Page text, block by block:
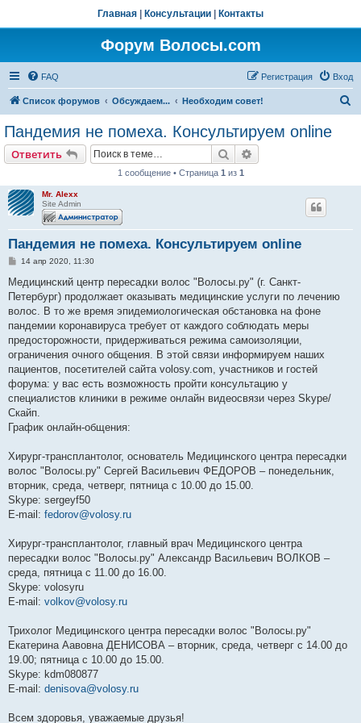
Главная Консультации Контакты
Форум Волосы.com
FAQ Вход
Регистрация
Список форумов Обсуждаем... Необходим совет!
Пандемия не помеха. Консультируем online
Ответить Поиск
1 сообщение • Страница 1 из 1
Mr. Alexx
Site Admin
Пандемия не помеха. Консультируем online
С
о
щ
е
и
е
14 апр 2020, 11:30
Медицинский центр пересадки волос "Волосы.ру" (г. Санкт-
Петербург) продолжает оказывать медицинские услуги по лечению
волос. В то же время эпидемиологическая обстановка на фоне
пандемии коронавируса требует от каждого соблюдать меры
предосторожности, придерживаться режима самоизоляции,
ограничения очного общения. В этой связи информируем наших
пациентов, посетителей сайта volosy.com, участников и гостей
форума: у вас есть возможность пройти консультацию у
специалистов клиники в режиме онлайн видеосвязи через Skype/
Скайп.
График онлайн-общения:
Хирург-трансплантолог, основатель Медицинского центра пересадки
волос "Волосы.ру" Сергей Васильевич ФЕДОРОВ – понедельник,
вторник, среда, четверг, пятница с 10.00 до 15.00.
Skype: sergeyf50
E-mail: fedorov@volosy.ru
Хирург-трансплантолог, главный врач Медицинского центра
пересадки волос "Волосы.ру" Александр Васильевич ВОЛКОВ –
среда, пятница с 11.00 до 16.00.
Skype: volosyru
E-mail: volkov@volosy.ru
Трихолог Медицинского центра пересадки волос "Волосы.ру"
Екатерина Аавовна ДЕНИСОВА – вторник, среда, четверг с 14.00 до
19.00; пятница с 10.00 до 15.00.
Skype: kdm080877
E-mail: denisova@volosy.ru
Всем здоровья, уважаемые друзья!